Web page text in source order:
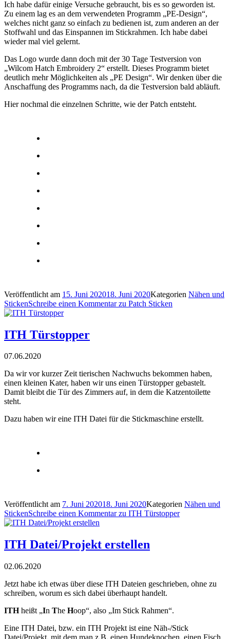
Ich habe dafür einige Versuche gebraucht, bis es so geworden ist.
Zu einem lag es an dem verwendeten Programm „PE-Design“,
welches nicht ganz so einfach zu bedienen ist, zum anderen an der
Stoffwahl und das Einspannen im Stickrahmen. Ich habe dabei
wieder mal viel gelernt.
Das Logo wurde dann doch mit der 30 Tage Testversion von
„Wilcom Hatch Embroidery 2“ erstellt. Dieses Programm bietet
deutlich mehr Möglichkeiten als „PE Design“. Wir denken über die
Anschaffung des Programms nach, da die Testversion bald abläuft.
Hier nochmal die einzelnen Schritte, wie der Patch entsteht.
Veröffentlicht am 15. Juni 202018. Juni 2020Kategorien Nähen und
StickenSchreibe einen Kommentarzu Patch Sticken
ITH Türstopper
07.06.2020
Da wir vor kurzer Zeit tierischen Nachwuchs bekommen haben,
einen kleinen Kater, haben wir uns einen Türstopper gebastelt.
Damit bleibt die Tür des Zimmers auf, in dem die Katzentoilette
steht.
Dazu haben wir eine ITH Datei für die Stickmaschine erstellt.
Veröffentlicht am 7. Juni 202018. Juni 2020Kategorien Nähen und
StickenSchreibe einen Kommentarzu ITH Türstopper
ITH Datei/Projekt erstellen
02.06.2020
Jetzt habe ich etwas über diese ITH Dateien geschrieben, ohne zu
schreiben, worum es sich dabei überhaupt handelt.
ITHheißt „In The Hoop“, also „Im Stick Rahmen“.
Eine ITH Datei, bzw. ein ITH Projekt ist eine Näh-/Stick